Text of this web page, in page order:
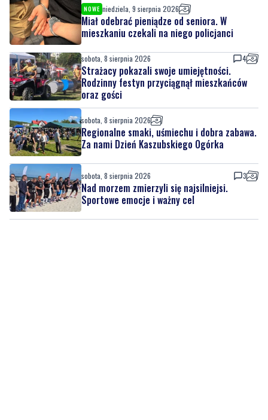
NOWE niedziela, 9 sierpnia 2026
Miał odebrać pieniądze od seniora. W
mieszkaniu czekali na niego policjanci
sobota, 8 sierpnia 2026 4
Strażacy pokazali swoje umiejętności.
Rodzinny festyn przyciągnął mieszkańców
oraz gości
sobota, 8 sierpnia 2026
Regionalne smaki, uśmiechu i dobra zabawa.
Za nami Dzień Kaszubskiego Ogórka
sobota, 8 sierpnia 2026 3
Nad morzem zmierzyli się najsilniejsi.
Sportowe emocje i ważny cel